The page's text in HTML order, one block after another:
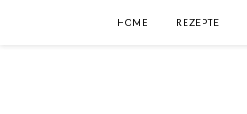
HOME REZEPTE